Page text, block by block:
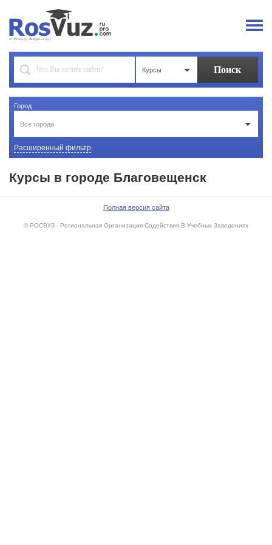
Курсы
Город
Все города
Расширенный фильтр
Курсы в городе Благовещенск
Полная версия сайта
© РОСВУЗ - Региональная Организация Содействия В Учебных Заведениях